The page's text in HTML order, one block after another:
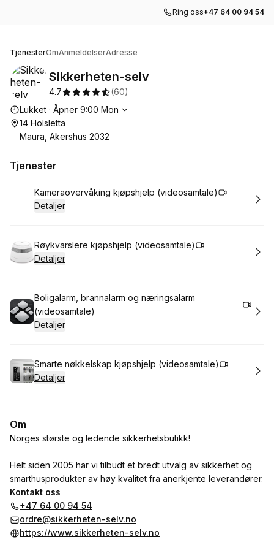
Ring oss+47 64 00 94 54
TjenesterOmAnmeldelserAdresse
Sikkerheten-selv
4.7 (60)
Åpningstider
Lukket · Åpner 9:00 Mon
14 Holsletta
Maura, Akershus 2032
Tjenester
Bestill time
Kameraovervåking kjøpshjelp (videosamtale)
Detaljer
Bestill time
Røykvarslere kjøpshjelp (videosamtale)
Detaljer
Bestill time
Boligalarm, brannalarm og næringsalarm
(videosamtale)
Detaljer
Bestill time
Smarte nøkkelskap kjøpshjelp (videosamtale)
Detaljer
Om
Norges største og ledende sikkerhetsbutikk!
Helt siden 2005 har vi tilbudt et bredt utvalg av sikkerhet og
smarthusprodukter av høy kvalitet fra anerkjente leverandører.
Kontakt oss
+47 64 00 94 54
ordre@sikkerheten-selv.no
https://www.sikkerheten-selv.no